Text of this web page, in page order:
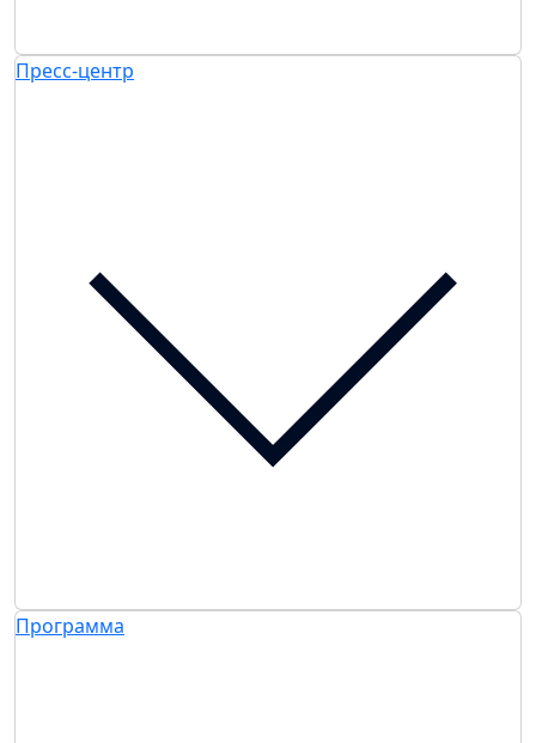
Пресс-центр
Программа